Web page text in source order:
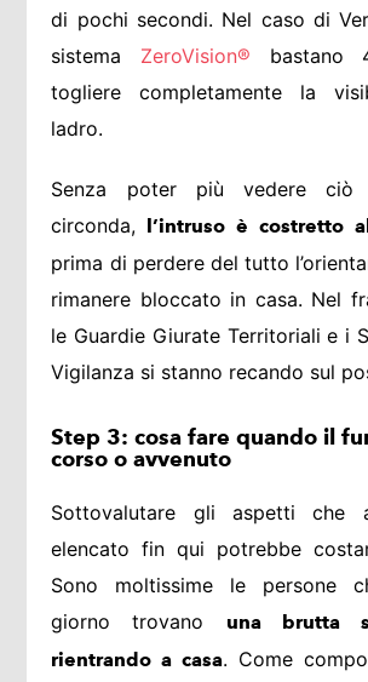
di pochi secondi. Nel caso di
sistema ZeroVision® bastano
togliere completamente la
ladro.
Senza poter più vedere
circonda, l’intruso è costretto
prima di perdere del tutto
rimanere bloccato in casa. Nel
le Guardie Giurate Territoriali e i
Vigilanza si stanno recando sul
Step 3: cosa fare quando il
corso o avvenuto
Sottovalutare gli aspetti che
elencato fin qui potrebbe
Sono moltissime le persone
giorno trovano
una brutta
rientrando a casa. Come